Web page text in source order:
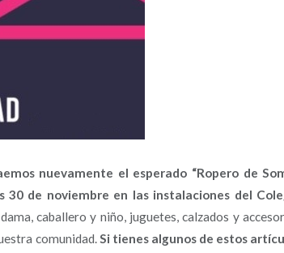
nuevamente el esperado “Ropero de
30 de noviembre en las instalaciones del
caballero y niño, juguetes, calzados y
comunidad. Si tienes algunos de estos